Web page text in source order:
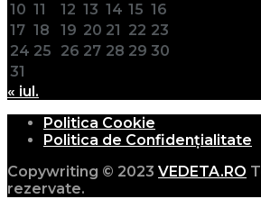
10 11 12 13 14 15 16
17 18 19 20 21 22 23
24 25 26 27 28 29 30
31
« iul.
Politica Cookie
Politica de Confidențialitate
Copywriting © 2023 VEDETA.RO
rezervate.